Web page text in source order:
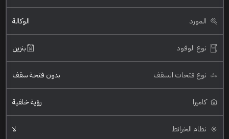
المورد الوكالة
نوع الوقود بنزين
نوع فتحات السقف بدون فتحة سقف
كاميرا رؤية خلفية
نظام الخرائط لا